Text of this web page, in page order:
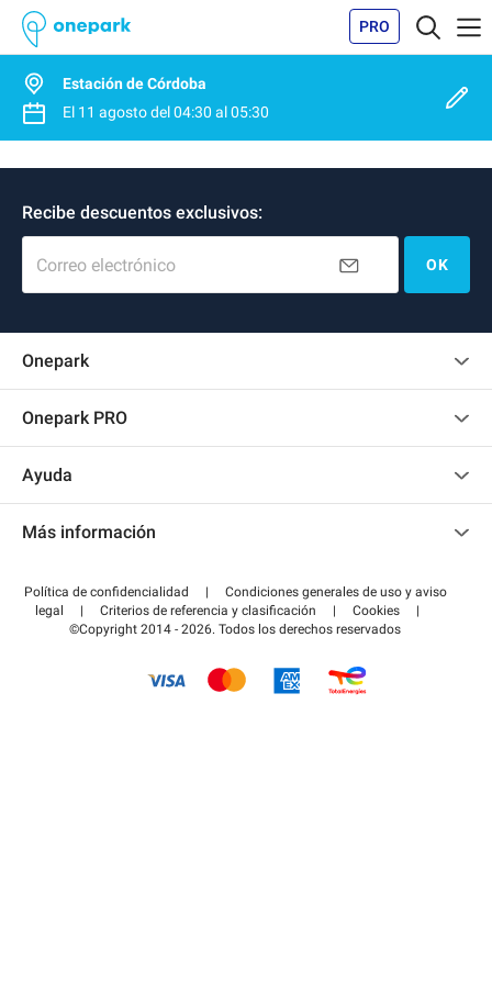
PRO
Estación de Córdoba
El 11 agostodel04:30 al05:30
Recibe descuentos exclusivos:
Correo electrónico OK
Onepark
Onepark PRO
Convertirse en colaborador
Acceder a mi área de colaborador
Ayuda
Pagar el aparcamiento FLOW
Más información
Guía de estacionamiento
Política de confidencialidad |
Condiciones generales de uso y aviso
legal
| Criterios de referencia y clasificación | Cookies
|
©Copyright 2014 - 2026. Todos los derechos reservados